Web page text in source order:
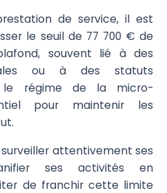
de service, il est
le seuil de 77 700 € de
souvent lié à des
ou à des statuts
le régime de la micro-
pour maintenir les
attentivement ses
ses activités en
de franchir cette limite